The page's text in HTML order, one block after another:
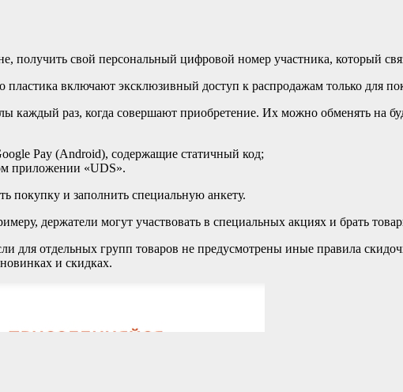
получить свой персональный цифровой номер участника, который
включают эксклюзивный доступ к распродажам только для
каждый раз, когда совершают приобретение. Их можно обменять на
Pay (Android), содержащие статичный код;
приложении «UDS».
покупку и заполнить специальную анкету.
держатели могут участвовать в специальных акциях и брать
для отдельных групп товаров не предусмотрены иные правила
и скидках.